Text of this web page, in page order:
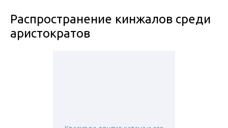
Распространение кинжалов среди
аристократов